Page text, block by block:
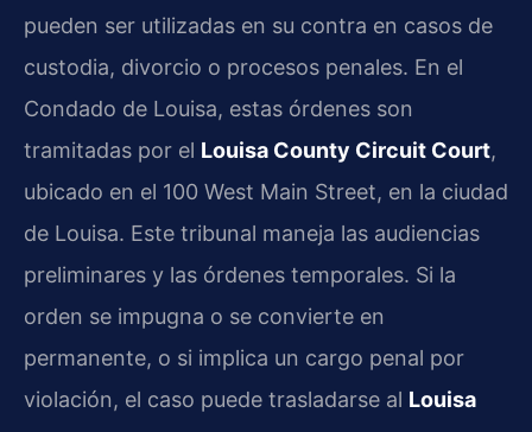
pueden ser utilizadas en su contra en casos de
custodia, divorcio o procesos penales. En el
Condado de Louisa, estas órdenes son
tramitadas por el Louisa County Circuit Court,
ubicado en el 100 West Main Street, en la ciudad
de Louisa. Este tribunal maneja las audiencias
preliminares y las órdenes temporales. Si la
orden se impugna o se convierte en
permanente, o si implica un cargo penal por
violación, el caso puede trasladarse al Louisa